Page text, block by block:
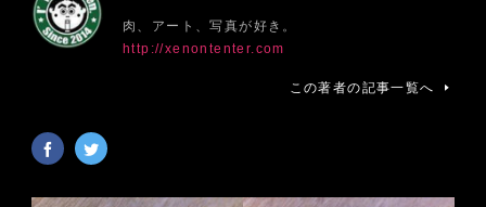
肉、アート、写真が好き。
http://xenontenter.com
この著者の記事一覧へ